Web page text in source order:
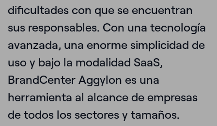
dificultades con que se encuentran
sus responsables. Con una tecnología
avanzada, una enorme simplicidad de
uso y bajo la modalidad SaaS,
BrandCenter Aggylon es una
herramienta al alcance de empresas
de todos los sectores y tamaños.